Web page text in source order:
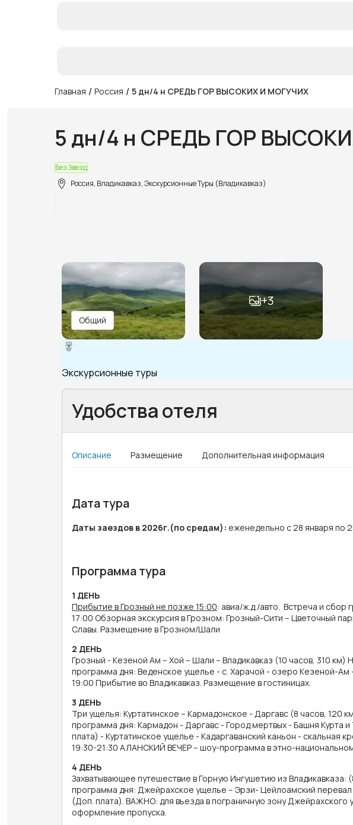
Главная / Россия / 5 дн/4 н СРЕДЬ ГОР ВЫСОКИХ И МОГУЧИХ
5 дн/4 н СРЕДЬ ГОР
Без Звезд
Россия, Владикавказ, Экскурсионные Туры (Владикавказ)
Общий
+3
Экскурсионные туры
Удобства отеля
Описание Размещение Дополнительная информация
Дата тура
Даты заездов в 2026г.(по средам): еженедельно с 28 января по
Программа тура
1 ДЕНЬ
Прибытие в Грозный не позже 15:00: авиа/ж.д./авто. Встреча и сбор
17:00 Обзорная экскурсия в Грозном: Грозный-Сити – Цветочный
Славы. Размещение в Грозном/Шали
2 ДЕНЬ
Грозный - Кезеной Ам – Хой – Шали – Владикавказ (10 часов, 310 км)
программа дня: Веденское ущелье - с. Харачой - озеро Кезеной-Ам
19:00 Прибытие во Владикавказ. Размещение в гостиницах.
3 ДЕНЬ
Три ущелья: Куртатинское – Кармадонское - Даргавс (8 часов, 120
программа дня: Кармадон - Даргавс - Город мертвых - Башня Курта
плата) - Куртатинское ущелье - Кадаргаванский каньон - скальная
19:30-21:30 АЛАНСКИЙ ВЕЧЕР – шоу-программа в этно-
4 ДЕНЬ
Захватывающее путешествие в Горную Ингушетию из Владикавказа:
программа дня: Джейрахское ущелье – Эрзи- Цейлоамский
(Доп. плата). ВАЖНО: для въезда в пограничную зону
оформление пропуска.